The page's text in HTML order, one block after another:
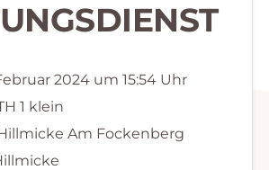
2024 um 15:54 Uhr
1 klein
Am Fockenberg